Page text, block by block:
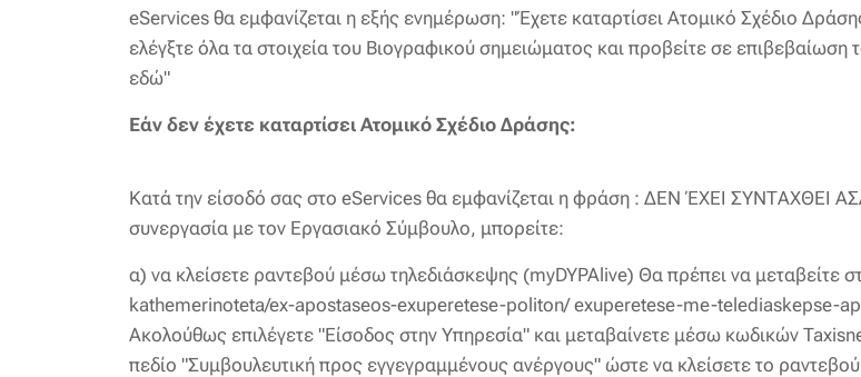
eServices θα εμφανίζεται η εξής ενημέρωση: "Έχετε καταρτίσει Ατομικό Σχέδιο
ελέγξτε όλα τα στοιχεία του Βιογραφικού σημειώματος και προβείτε σε
εδώ"
Εάν δεν έχετε καταρτίσει Ατομικό Σχέδιο Δράσης:
Κατά την είσοδό σας στο eServices θα εμφανίζεται η φράση : ΔΕΝ ΈΧΕΙ ΣΥΝΤΑΧΘΕΙ
συνεργασία με τον Εργασιακό Σύμβουλο, μπορείτε:
α) να κλείσετε ραντεβού μέσω τηλεδιάσκεψης (myDYPAlive) Θα πρέπει να
kathemerinoteta/ex-apostaseos-exuperetese-politon/ exuperetese-me-telediaskepse-
Ακολούθως επιλέγετε "Είσοδος στην Υπηρεσία" και μεταβαίνετε μέσω κωδικών
πεδίο "Συμβουλευτική προς εγγεγραμμένους ανέργους" ώστε να κλείσετε το